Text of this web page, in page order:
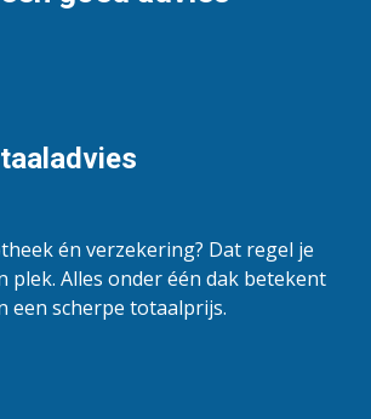
én verzekering? Dat regel je
plek. Alles onder één dak betekent
een scherpe totaalprijs.